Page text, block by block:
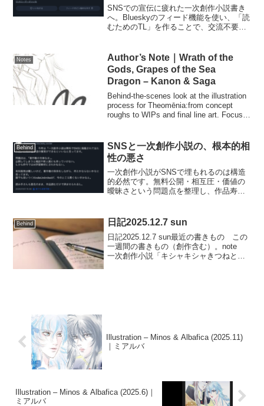
SNSでの宣伝に疲れた一次創作小説書き
へ。Blueskyのフィード機能を使い、「読
むためのTL」を作ることで、交流不要・
Notes
Author’s Note｜Wrath of the
Gods, Grapes of the Sea
Dragon – Kanon & Saga
Behind-the-scenes look at the illustration
process for Theomēnia:from concept
roughs to WIPs and final line art. Focus
Behind
SNSと一次創作小説の、根本的相
性の悪さ
一次創作小説がSNSで埋もれるのは構造
的必然です。無料公開・相互圧・価値の
曖昧さという問題点を整理し、作品寿命
Behind 日記2025.12.7 sun
日記2025.12.7 sun最近の書きもの この
一週間の書きもの（創作含む）。note
一次創作小説「キシャキシャきつねとマ
Illustration – Minos & Albafica (2025.11)
｜ミアルバ
Illustration – Minos & Albafica (2025.6)｜
ミアルバ